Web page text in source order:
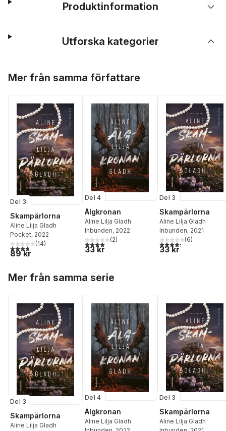
Produktinformation
Utforska kategorier
Mer från samma författare
Del 3
Skampärlorna
Aline Lilja Gladh
Pocket, 2022
3,7utav 5 stjärnor. Totalt antal röster:
(14)
89 kr
Del 4
Älgkronan
Aline Lilja Gladh
Inbunden, 2022
4,0utav 5 stjärnor. Totalt antal röster:
(2)
33 kr
Del 3
Skampärlorna
Aline Lilja Gladh
Inbunden, 2021
4,3utav 5 stjärnor.
(6)
33 kr
Mer från samma serie
Del 3
Skampärlorna
Aline Lilja Gladh
Del 4
Älgkronan
Aline Lilja Gladh
Del 3
Skampärlorna
Aline Lilja Gladh